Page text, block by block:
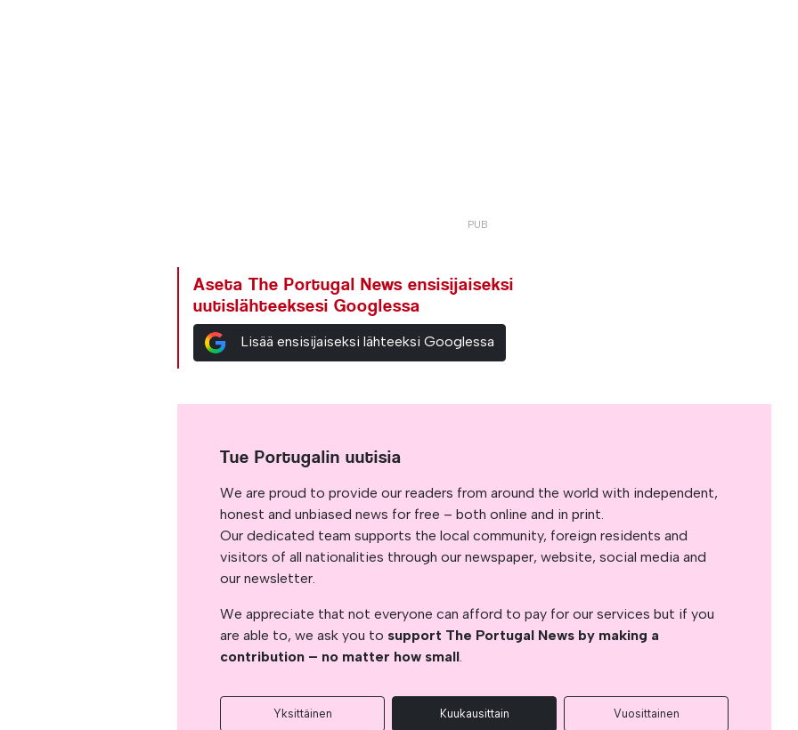
Aseta The Portugal News ensisijaiseksi
uutislähteeksesi Googlessa
Lisää ensisijaiseksi lähteeksi Googlessa
Tue Portugalin uutisia
We are proud to provide our readers from around the world with independent,
honest and unbiased news for free – both online and in print.
Our dedicated team supports the local community, foreign residents and
visitors of all nationalities through our newspaper, website, social media and
our newsletter.
We appreciate that not everyone can afford to pay for our services but if you
are able to, we ask you to support The Portugal News by making a
contribution – no matter how small.
Yksittäinen Kuukausittain Vuosittainen